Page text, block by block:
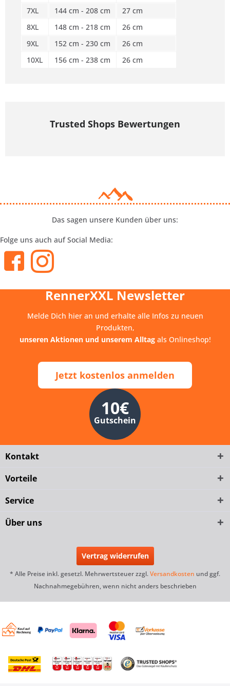
7XL
144 cm - 208 cm
27 cm
8XL
148 cm - 218 cm
26 cm
9XL
152 cm - 230 cm
26 cm
10XL
156 cm - 238 cm 26 cm
Trusted Shops Bewertungen
Das sagen unsere Kunden über uns:
Folge uns auch auf Social Media:
RennerXXL Newsletter
Melde Dich hier an und erhalte alle Infos zu neuen
Produkten,
unseren Aktionen und unserem Alltagals Onlineshop!
Jetzt kostenlos anmelden
10€
Gutschein
Kontakt
Vorteile
Service
Über uns
Vertrag widerrufen
* Alle Preise inkl. gesetzl. Mehrwertsteuer zzgl.Versandkosten und ggf.
Nachnahmegebühren, wenn nicht anders beschrieben